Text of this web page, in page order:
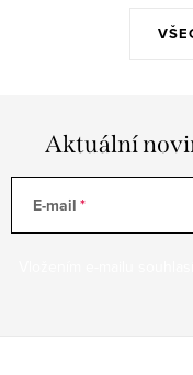
Aktuální
E-mail